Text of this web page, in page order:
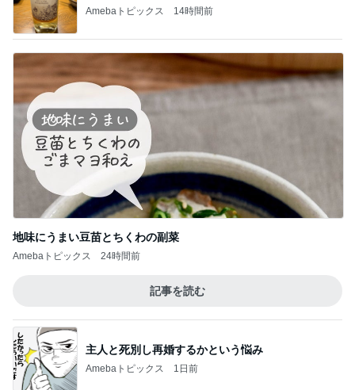
Amebaトピックス 14時間前
地味にうまい豆苗とちくわの副菜
Amebaトピックス 24時間前
記事を読む
主人と死別し再婚するかという悩み
Amebaトピックス 1日前